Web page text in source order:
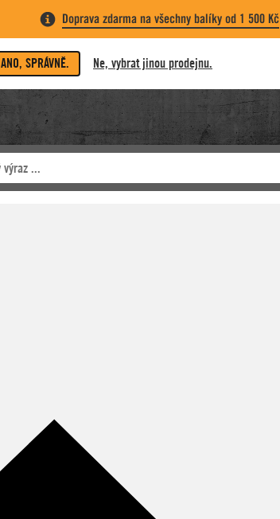
Doprava zdarma na všechny balíky od 1 500 Kč
ANO, SPRÁVNĚ. Ne, vybrat jinou prodejnu.